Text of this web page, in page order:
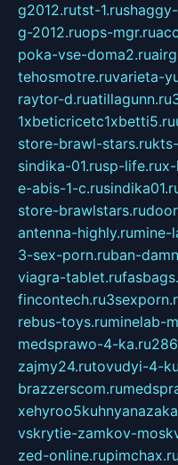
g2012.rutst-1.ru
g-2012.ruops-mgr.ru
poka-vse-doma2.ru
tehosmotre.ruvarieta-
raytor-d.ruatillagunn.ru
1xbeticricetc1xbetti5.ru
store-brawl-stars.ru
sindika-01.rusp-life.ru
e-abis-1-c.ru
store-brawlstars.ru
antenna-highly.rumine-
3-sex-porn.ruban-
viagra-tablet.ru
fincontech.ru
rebus-toys.ruminelab-
medsprawo-4-ka.ru
zajmy24.rutovudyi-4-
brazzerscom.ru
vskrytie-zamkov-
zed-online.rupimchax.ru